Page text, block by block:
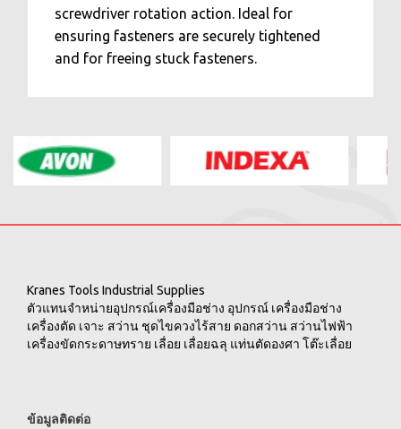
screwdriver rotation action. Ideal for
ensuring fasteners are securely tightened
and for freeing stuck fasteners.
Kranes Tools Industrial Supplies
ตัวแทนจำหน่ายอุปกรณ์เครื่องมือช่าง อุปกรณ์ เครื่องมือช่าง
เครื่องตัด เจาะ สว่าน ชุดไขควงไร้สาย ดอกสว่าน สว่านไฟฟ้า
เครื่องขัดกระดาษทราย เลื่อย เลื่อยฉลุ แท่นตัดองศา โต๊ะเลื่อย
ข้อมูลติดต่อ